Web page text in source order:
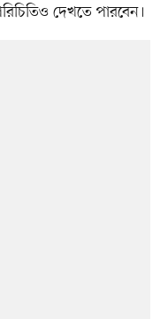
দেখতে পারবেন।